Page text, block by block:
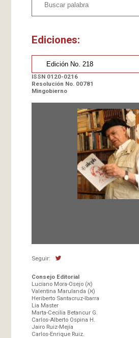
Ediciones:
ISSN 0120-0216
Resolución No. 00781
Mingobierno
Seguir:
Consejo Editorial
Luciano Mora-Osejo (א)
Valentina Marulanda (א)
Heriberto Santacruz-Ibarra
Lia Master
Marta-Cecilia Betancur G.
Carlos-Alberto Ospina H.
Jairo Ruiz-Mejía
Carlos-Enrique Ruiz.